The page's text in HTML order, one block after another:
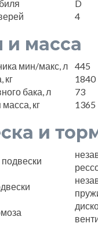
D
4
масса
мин/макс, л
445
кг
1840
бака, л
73
кг
1365
и